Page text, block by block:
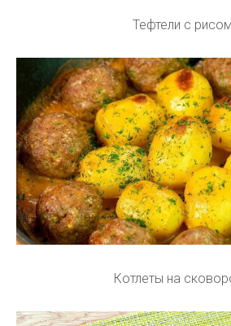
Тефтели с рисом
Котлеты на